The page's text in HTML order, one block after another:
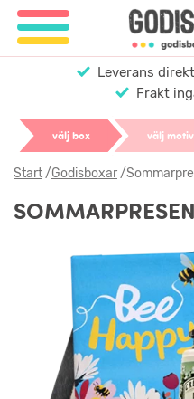
Leverans
Frakt
välj box välj motiv
Start/Godisboxar/